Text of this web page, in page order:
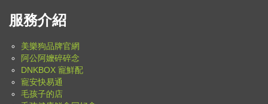
服務介紹
美樂狗品牌官網
阿公阿嬤碎碎念
DNKBOX 寵鮮配
寵安快易通
毛孩子的店